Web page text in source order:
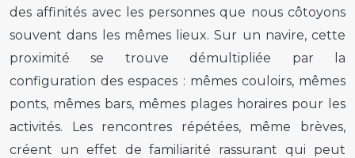
des affinités avec les personnes que nous côtoyons
souvent dans les mêmes lieux. Sur un navire, cette
proximité se trouve démultipliée par la
configuration des espaces : mêmes couloirs, mêmes
ponts, mêmes bars, mêmes plages horaires pour les
activités. Les rencontres répétées, même brèves,
créent un effet de familiarité rassurant qui peut